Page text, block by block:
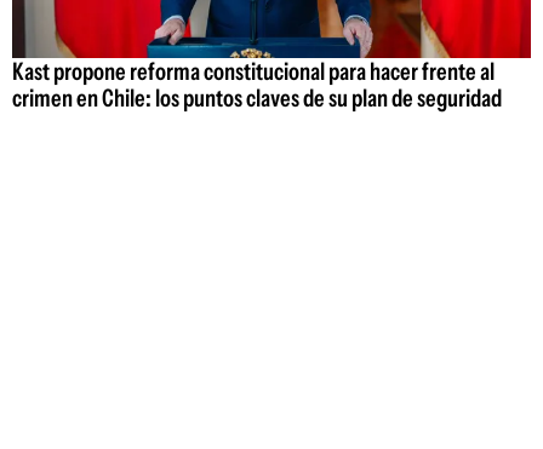
Kast propone reforma constitucional para hacer frente al
crimen en Chile: los puntos claves de su plan de seguridad